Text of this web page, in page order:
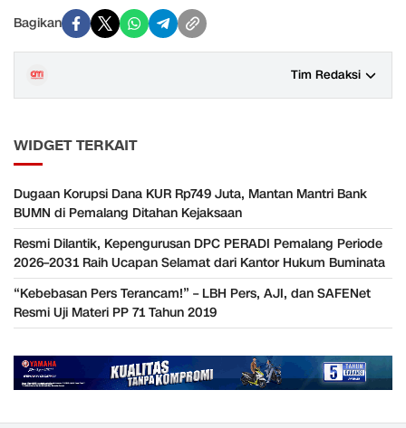
Bagikan
Tim Redaksi
WIDGET TERKAIT
Dugaan Korupsi Dana KUR Rp749 Juta, Mantan Mantri Bank
BUMN di Pemalang Ditahan Kejaksaan
Resmi Dilantik, Kepengurusan DPC PERADI Pemalang Periode
2026–2031 Raih Ucapan Selamat dari Kantor Hukum Buminata
“Kebebasan Pers Terancam!” – LBH Pers, AJI, dan SAFENet
Resmi Uji Materi PP 71 Tahun 2019